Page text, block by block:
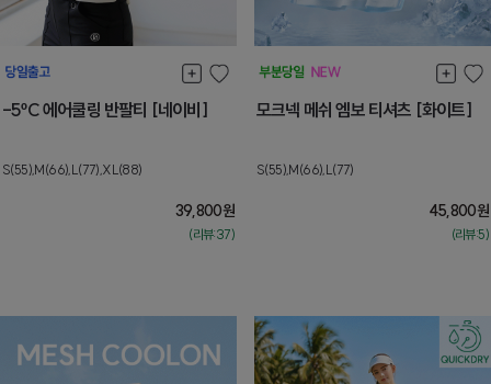
-5ºC 에어쿨링 반팔티 [네이비]
S(55),M(66),L(77),XL(88)
39,800원
(리뷰:37)
모크넥 메쉬 엠보 티셔츠 [화이트]
S(55),M(66),L(77)
45,800원
(리뷰:5)